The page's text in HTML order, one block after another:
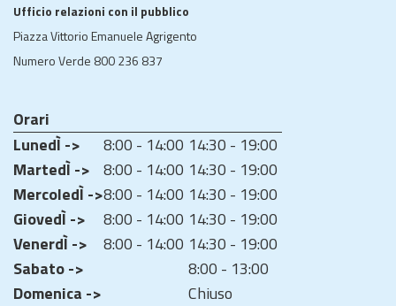
Ufficio relazioni con il pubblico
Piazza Vittorio Emanuele Agrigento
Numero Verde 800 236 837
Orari
LunedÌ ->
8:00 - 14:00 14:30 - 19:00
MartedÌ -> 8:00 - 14:00 14:30 - 19:00
MercoledÌ ->8:00 - 14:00 14:30 - 19:00
GiovedÌ ->
8:00 - 14:00 14:30 - 19:00
VenerdÌ ->
8:00 - 14:00 14:30 - 19:00
Sabato ->
8:00 - 13:00
Domenica ->
Chiuso